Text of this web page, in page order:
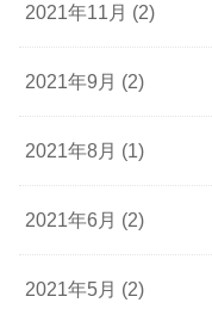
2021年11月 (2)
2021年9月 (2)
2021年8月 (1)
2021年6月 (2)
2021年5月 (2)